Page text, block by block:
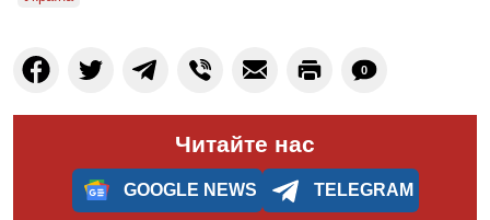
0
Читайте нас
GOOGLE NEWS TELEGRAM